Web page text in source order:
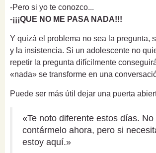
-Pero si yo te conozco...
-¡¡¡QUE NO ME PASA NADA!!!
Y quizá el problema no sea la pregunta,
y la insistencia. Si un adolescente no
repetir la pregunta difícilmente
«nada» se transforme en una
Puede ser más útil dejar una puerta
«Te noto diferente estos días.
contármelo ahora, pero si
estoy aquí.»